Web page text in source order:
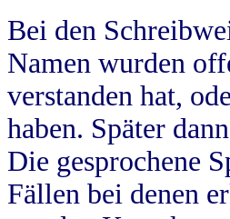
Bei den
Namen wurden
verstanden hat,
haben. Später
Die gesprochene
Fällen bei denen